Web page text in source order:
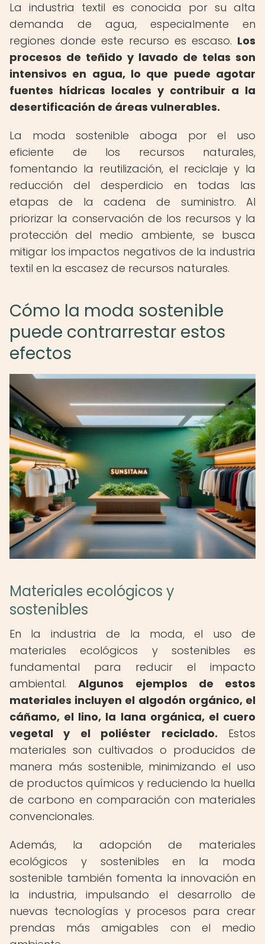
La industria textil es conocida por su alta
demanda de agua, especialmente en
regiones donde este recurso es escaso. Los
procesos de teñido y lavado de telas son
intensivos en agua, lo que puede agotar
fuentes hídricas locales y contribuir a la
desertificación de áreas vulnerables.
La moda sostenible aboga por el uso
eficiente de los recursos naturales,
fomentando la reutilización, el reciclaje y la
reducción del desperdicio en todas las
etapas de la cadena de suministro. Al
priorizar la conservación de los recursos y la
protección del medio ambiente, se busca
mitigar los impactos negativos de la industria
textil en la escasez de recursos naturales.
Cómo la moda sostenible
puede contrarrestar estos
efectos
Materiales ecológicos y
sostenibles
En la industria de la moda, el uso de
materiales ecológicos y sostenibles es
fundamental para reducir el impacto
ambiental.Algunos ejemplos de estos
materiales incluyen el algodón orgánico, el
cáñamo, el lino, la lana orgánica, el cuero
vegetal y el poliéster reciclado. Estos
materiales son cultivados o producidos de
manera más sostenible, minimizando el uso
de productos químicos y reduciendo la huella
de carbono en comparación con materiales
convencionales.
Además, la adopción de materiales
ecológicos y sostenibles en la moda
sostenible también fomenta la innovación en
la industria, impulsando el desarrollo de
nuevas tecnologías y procesos para crear
prendas más amigables con el medio